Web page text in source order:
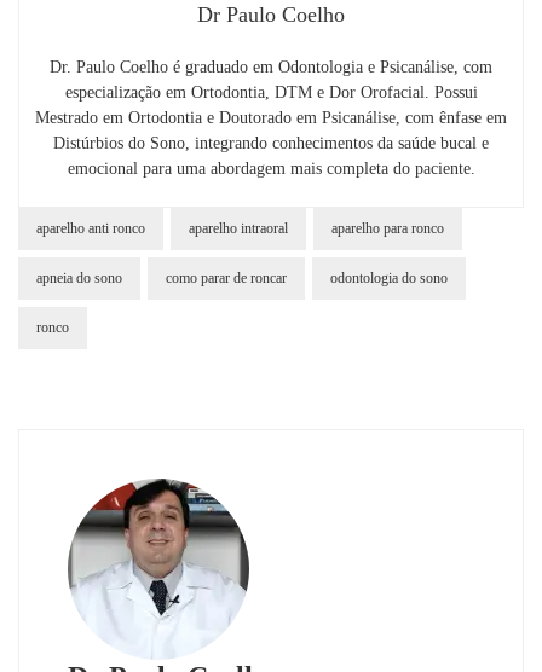
Dr Paulo Coelho
Dr. Paulo Coelho é graduado em Odontologia e Psicanálise, com
especialização em Ortodontia, DTM e Dor Orofacial. Possui
Mestrado em Ortodontia e Doutorado em Psicanálise, com ênfase em
Distúrbios do Sono, integrando conhecimentos da saúde bucal e
emocional para uma abordagem mais completa do paciente.
aparelho anti ronco aparelho intraoral aparelho para ronco
apneia do sono como parar de roncar odontologia do sono
ronco